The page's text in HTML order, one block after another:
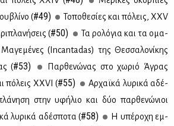
(#49)
Το­πο­θε­σί­ες και πό­λεις, ΧΧV
(#50)
Τα ρο­λό­για και τα ομα­
(Ιncantadas) της Θεσ­σα­λο­νί­κης
(#53)
Παρ­θε­νώ­νας στο χω­ριό Άγρας
πό­λεις ΧΧVI (#55)
Αρ­χαϊ­κά λυ­ρι­κά αδέ­
στην υφή­λιο και δύο παρ­θε­νώ­νιοι
λυ­ρι­κά αδέ­σπο­τα (#58)
Η υπέ­ρο­χη εμ­